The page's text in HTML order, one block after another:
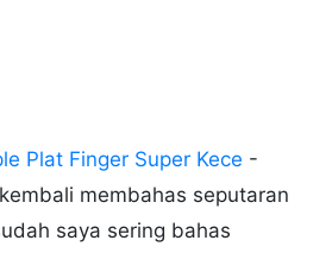
Plat Finger Super Kece -
membahas seputaran
saya sering bahas